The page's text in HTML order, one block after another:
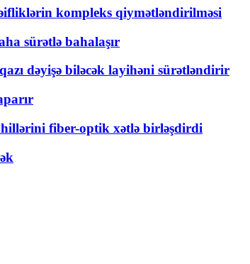
kompleks qiymətləndirilməsi
sürətlə bahalaşır
dəyişə biləcək layihəni sürətləndirir
fiber-optik xətlə birləşdirdi